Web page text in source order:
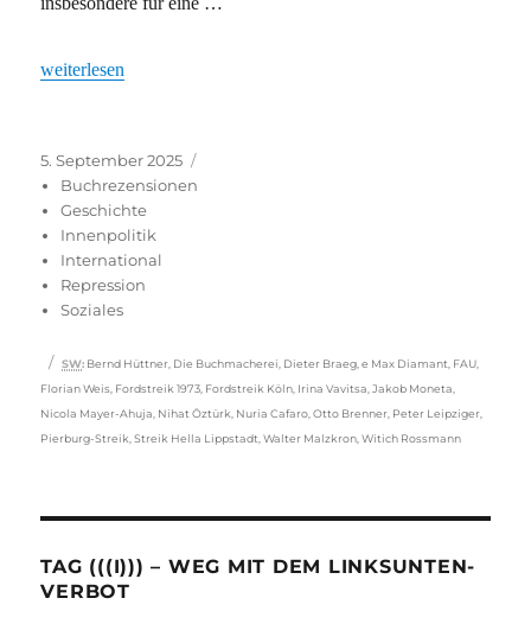
„»Der Streik hat mir geholfen, als junger Mensch Kraft
weiterlesen
Veröffentlicht
am
5. September 2025
Buchrezensionen
Geschichte
Innenpolitik
International
Repression
Soziales
Schlagwörter
SW: Bernd Hüttner Die Buchmacherei Dieter Braeg ,e Max Diamant FAU
Florian Weis Fordstreik 1973 Fordstreik Köln Irina Vavitsa ,Jakob Moneta
Nicola Mayer-Ahuja Nihat Öztürk Nuria Cafaro ,Otto Brenner Peter Leipziger
Pierburg-Streik ,Streik Hella Lippstadt ,Walter Malzkron ,Witich Rossmann
TAG (((I))) – WEG MIT DEM LINKSUNTEN-
VERBOT